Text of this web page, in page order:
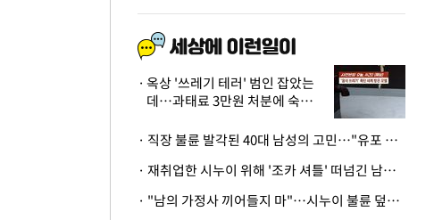
옥상 '쓰레기 테러' 범인 잡았는
데…과태료 3만원 처분에 숙박업
· 직장 불륜 발각된 40대 남성의 고민…"유포 동료 명예훼손·협박죄 고소 가능할까"
· 재취업한 시누이 위해 '조카 셔틀' 떠넘긴 남편…아내 "난 못한다"
· "남의 가정사 끼어들지 마"…시누이 불륜 덮으려는 남편에 억울한 아내